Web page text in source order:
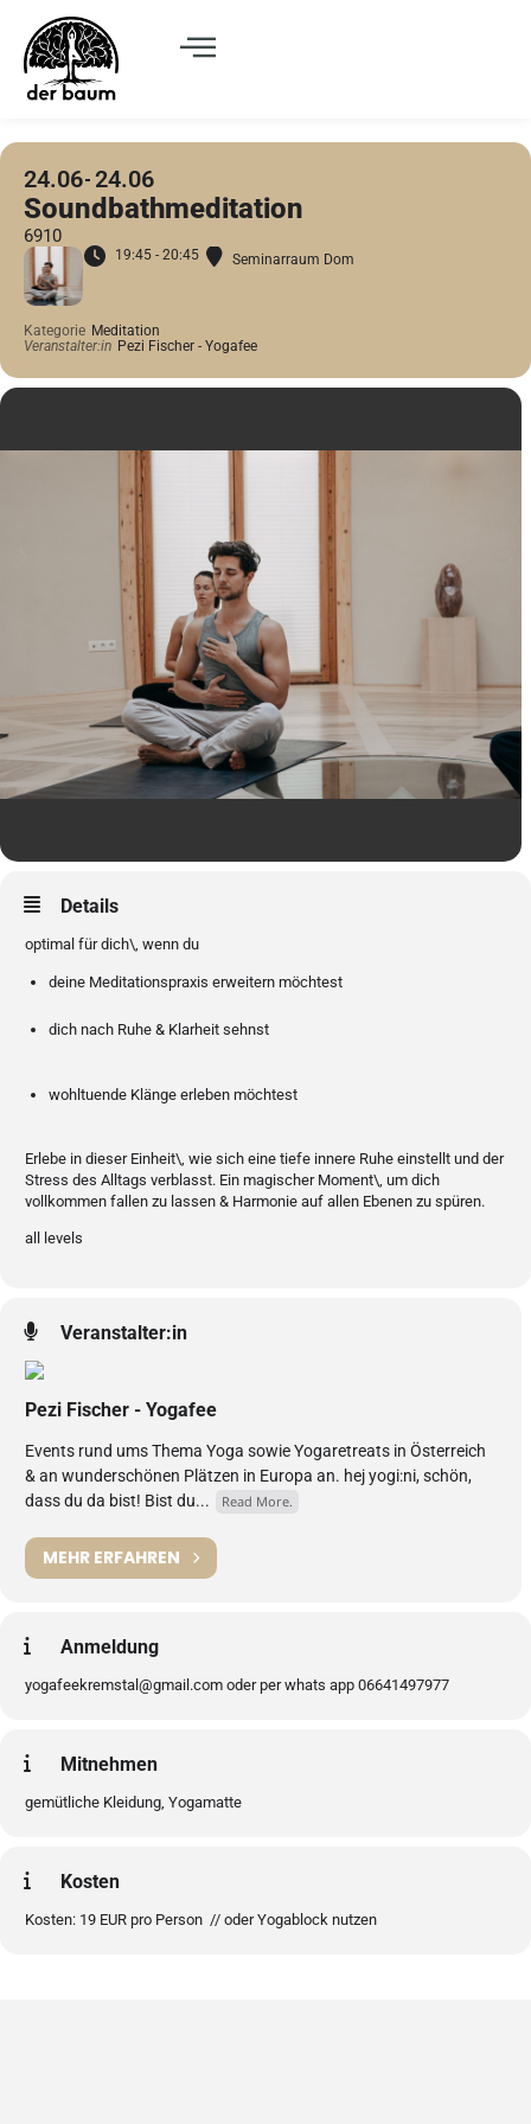
24.06 24.06
Soundbathmeditation
6910
19:45 - 20:45 Seminarraum Dom
Kategorie Meditation
Veranstalter:in Pezi Fischer - Yogafee
Details
optimal für dich\, wenn du
deine Meditationspraxis erweitern möchtest
dich nach Ruhe & Klarheit sehnst
wohltuende Klänge erleben möchtest
Erlebe in dieser Einheit\, wie sich eine tiefe innere Ruhe einstellt und der
Stress des Alltags verblasst. Ein magischer Moment\, um dich
vollkommen fallen zu lassen & Harmonie auf allen Ebenen zu spüren.
all levels
Veranstalter:in
Pezi Fischer - Yogafee
Events rund ums Thema Yoga sowie Yogaretreats in Österreich
& an wunderschönen Plätzen in Europa an. hej yogi:ni, schön,
dass du da bist! Bist du...
Read More.
MEHR ERFAHREN
Anmeldung
yogafeekremstal@gmail.com oder per whats app 06641497977
Mitnehmen
gemütliche Kleidung, Yogamatte
Kosten
Kosten: 19 EUR pro Person // oder Yogablock nutzen